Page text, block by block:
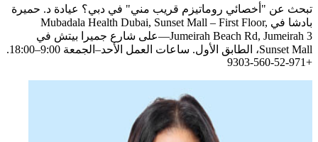
تبحث عن "أخصائي روماتيزم قريب مني" في دبي؟ عيادة د. حميرة
بادشا في Mubadala Health Dubai, Sunset Mall – First Floor,
Jumeirah Beach Rd, Jumeirah 3—على شارع جميرا بيتش في
Sunset Mall، الطابق الأول. ساعات العمل الأحد–الجمعة 9:00–18:00.
+971-52-560-9303